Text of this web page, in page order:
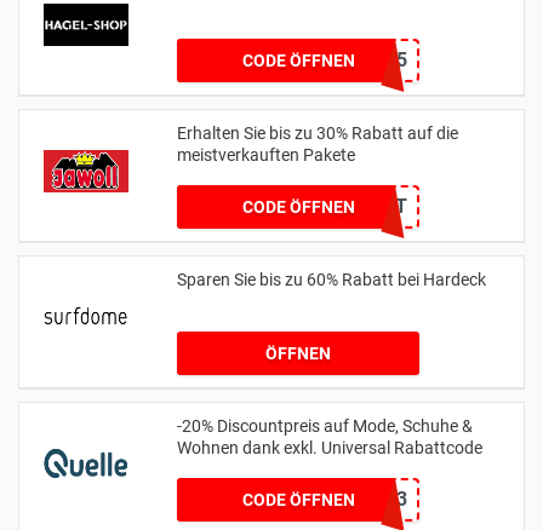
CODE ÖFFNENHAGEL15
Erhalten Sie bis zu 30% Rabatt auf die
meistverkauften Pakete
CODE ÖFFNEN
KEIN CODE BENÖTIGT
Sparen Sie bis zu 60% Rabatt bei Hardeck
ÖFFNEN
-20% Discountpreis auf Mode, Schuhe &
Wohnen dank exkl. Universal Rabattcode
CODE ÖFFNEN15013